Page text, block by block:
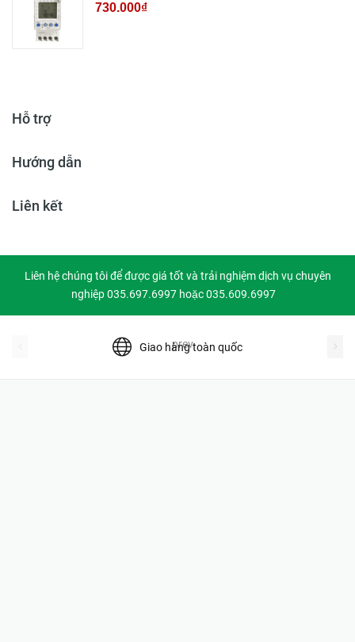
730.000₫
Hỗ trợ
Hướng dẫn
Liên kết
Liên hệ chúng tôi để được giá tốt và trải nghiệm dịch vụ chuyên
nghiệp 035.697.6997 hoặc 035.609.6997
Giao hàng toàn quốc
prev